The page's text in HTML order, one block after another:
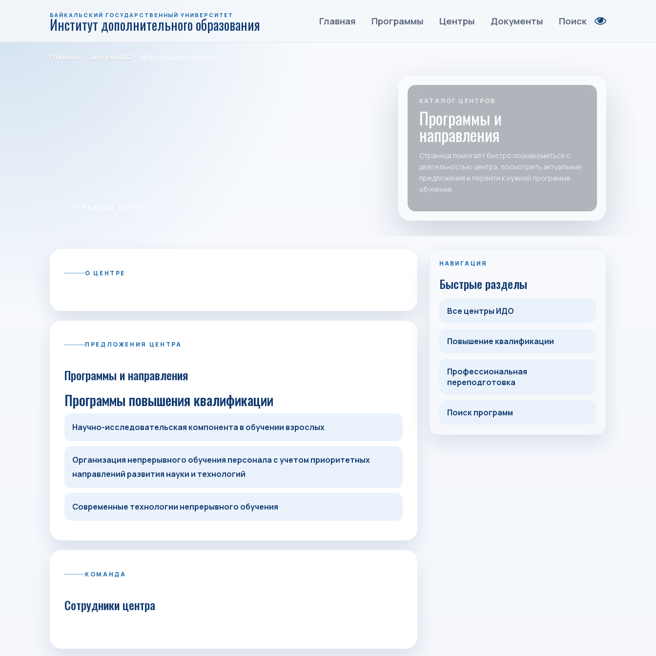
БАЙКАЛЬСКИЙ ГОСУДАРСТВЕННЫЙ УНИВЕРСИТЕТ
Институт дополнительного образования Главная Программы Центры Документы Поиск
Главная Центры ИДО Информация о центре
КАТАЛОГ ЦЕНТРОВ
Программы и
направления
Страница помогает быстро познакомиться с
деятельностью центра, посмотреть актуальные
предложения и перейти к нужной программе
обучения.
О ЦЕНТРЕ
ПРЕДЛОЖЕНИЯ ЦЕНТРА
Программы и направления
Программы повышения квалификации
Научно-исследовательская компонента в обучении взрослых
Организация непрерывного обучения персонала с учетом приоритетных
направлений развития науки и технологий
Современные технологии непрерывного обучения
КОМАНДА
Сотрудники центра
НАВИГАЦИЯ
Быстрые разделы
Все центры ИДО
Повышение квалификации
Профессиональная
переподготовка
Поиск программ